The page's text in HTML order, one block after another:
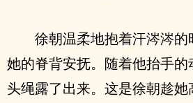
徐朝温柔地抱着汗涔涔
她的脊背安抚。随着他抬手
头绳露了出来。这是徐朝趁